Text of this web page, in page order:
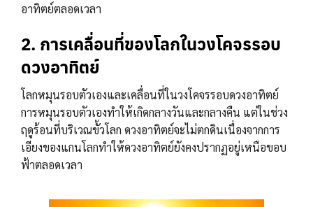
อาทิตย์ตลอดเวลา
2. การเคลื่อนที่ของโลกในวงโคจรรอบ
ดวงอาทิตย์
โลกหมุนรอบตัวเองและเคลื่อนที่ในวงโคจรรอบดวงอาทิตย์
การหมุนรอบตัวเองทำให้เกิดกลางวันและกลางคืน แต่ในช่วง
ฤดูร้อนที่บริเวณขั้วโลก ดวงอาทิตย์จะไม่ตกดินเนื่องจากการ
เอียงของแกนโลกทำให้ดวงอาทิตย์ยังคงปรากฏอยู่เหนือขอบ
ฟ้าตลอดเวลา